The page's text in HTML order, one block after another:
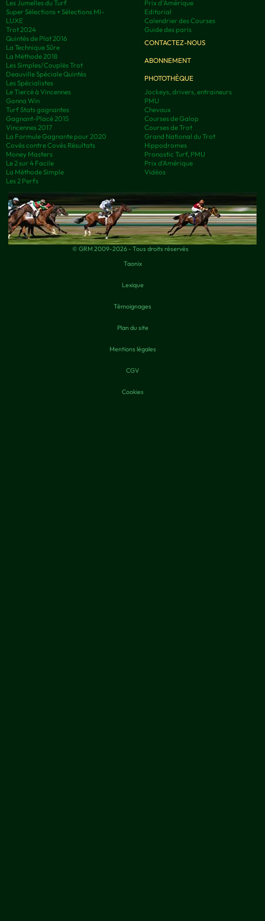
Les Jumelles du Turf
Super Sélections + Sélections MI-
LUXE
Trot 2024
Quintés de Plat 2016
La Technique Sûre
La Méthode 2018
Les Simples/Couplés Trot
Deauville Spéciale Quintés
Les Spécialistes
Le Tiercé à Vincennes
Gonna Win
Turf Stats gagnantes
Gagnant-Placé 2015
Vincennes 2017
La Formule Gagnante pour 2020
Covès contre Covès Résultats
Money Masters
Le 2 sur 4 Facile
La Méthode Simple
Les 2 Perfs
Prix d'Amérique
Editorial
Calendrier des Courses
Guide des paris
CONTACTEZ-NOUS
ABONNEMENT
PHOTOTHÈQUE
Jockeys, drivers, entraineurs
PMU
Chevaux
Courses de Galop
Courses de Trot
Grand National du Trot
Hippodromes
Pronostic Turf, PMU
Prix d’Amérique
Vidéos
© GRM 2009-2026 - Tous droits réservés
Taonix
Lexique
Témoignages
Plan du site
Mentions légales
CGV
Cookies